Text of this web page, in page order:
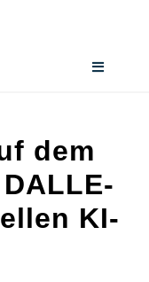
Toggle
dem
KI-